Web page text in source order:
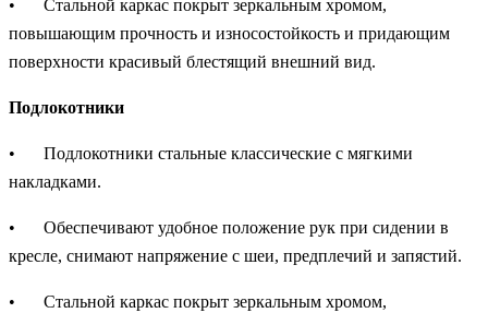
•
Стальной каркас покрыт зеркальным хромом,
повышающим прочность и износостойкость и придающим
поверхности красивый блестящий внешний вид.
Подлокотники
•
Подлокотники стальные классические с мягкими
накладками.
•
Обеспечивают удобное положение рук при сидении в
кресле, снимают напряжение с шеи, предплечий и запястий.
•
Стальной каркас покрыт зеркальным хромом,